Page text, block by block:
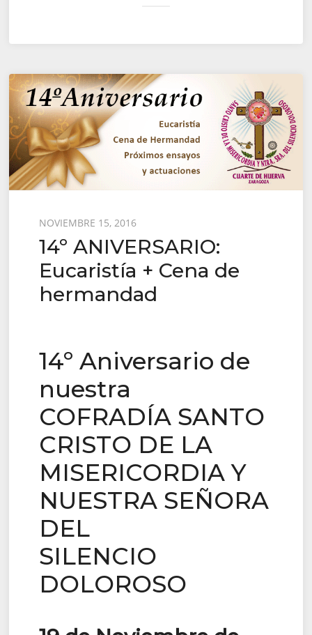
Posted
on
NOVIEMBRE 15, 2016
14º ANIVERSARIO:
Eucaristía + Cena de
hermandad
14º Aniversario de
nuestra
COFRADÍA SANTO
CRISTO DE LA
MISERICORDIA Y
NUESTRA SEÑORA
DEL
SILENCIO
DOLOROSO